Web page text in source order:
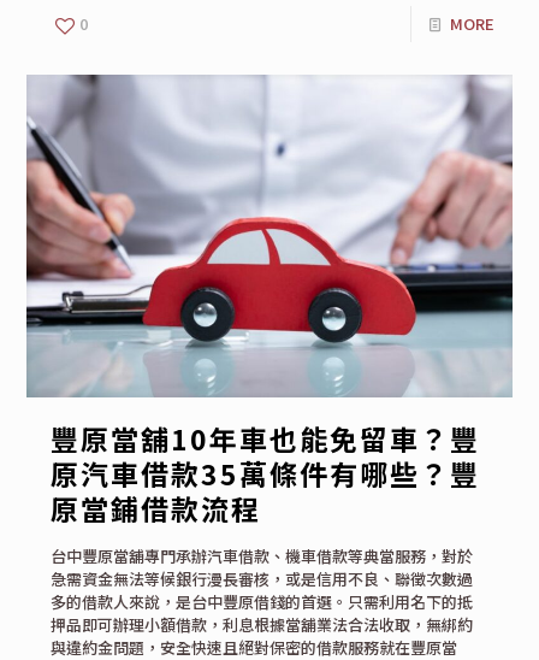
0 MORE
豐原當舖10年車也能免留車？豐
原汽車借款35萬條件有哪些？豐
原當鋪借款流程
台中豐原當舖專門承辦汽車借款、機車借款等典當服務，對於
急需資金無法等候銀行漫長審核，或是信用不良、聯徵次數過
多的借款人來說，是台中豐原借錢的首選。只需利用名下的抵
押品即可辦理小額借款，利息根據當舖業法合法收取，無綁約
與違約金問題，安全快速且絕對保密的借款服務就在豐原當